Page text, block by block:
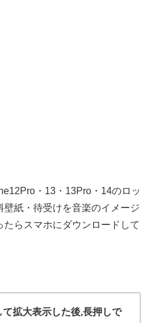
・13・13Pro・14のロッ
壁紙・待受けを音楽のイメージ
らスマホにダウンロードして
拡大表示した後,長押しで